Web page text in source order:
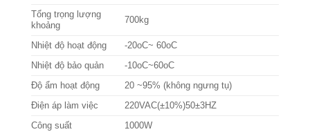
Tổng trọng lượng
khoảng
700kg
Nhiệt độ hoạt động
-20oC~ 60oC
Nhiệt độ bảo quản
-10oC~60oC
Độ ẩm hoạt động
20 ~95% (không ngưng tụ)
Điện áp làm việc
220VAC(±10%)50±3HZ
Công suất
1000W